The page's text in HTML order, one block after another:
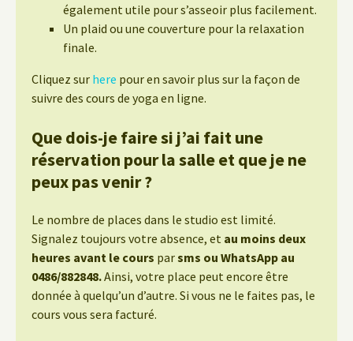
également utile pour s’asseoir plus facilement.
Un plaid ou une couverture pour la relaxation
finale.
Cliquez sur here pour en savoir plus sur la façon de
suivre des cours de yoga en ligne.
Que dois-je faire si j’ai fait une
réservation pour la salle et que je ne
peux pas venir ?
Le nombre de places dans le studio est limité.
Signalez toujours votre absence, et au moins deux
heures avant le cours parsms ou WhatsApp au
0486/882848.Ainsi, votre place peut encore être
donnée à quelqu’un d’autre. Si vous ne le faites pas, le
cours vous sera facturé.